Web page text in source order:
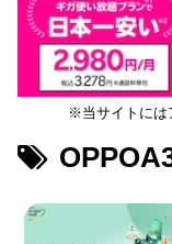
※当サイトには